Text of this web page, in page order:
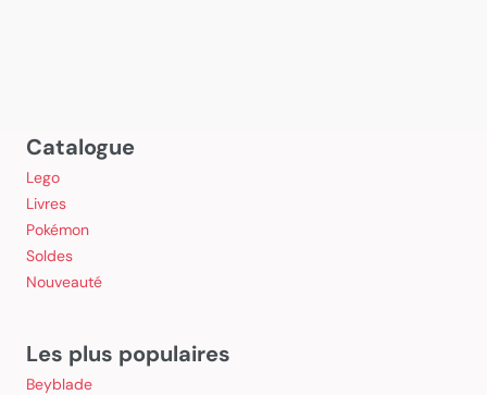
Catalogue
Lego
Livres
Pokémon
Soldes
Nouveauté
Les plus populaires
Beyblade